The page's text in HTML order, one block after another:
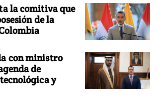
la comitiva que
de la
con ministro
de
y